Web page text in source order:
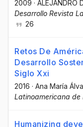
2009 · ALEJANDRO
Desarrollo Revista
26
Retos De
Desarrollo
Siglo Xxi
2016 · Ana María
Latinoamericana de
Humanizing